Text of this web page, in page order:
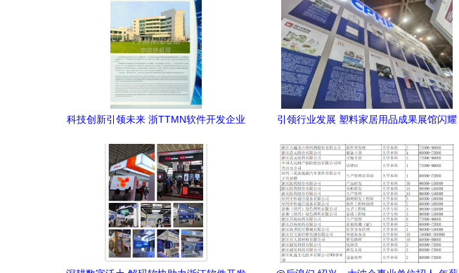
科技创新引领未来 浙TTMN软件开发企业
引领行业发展 塑料家居用品成果展馆闪耀